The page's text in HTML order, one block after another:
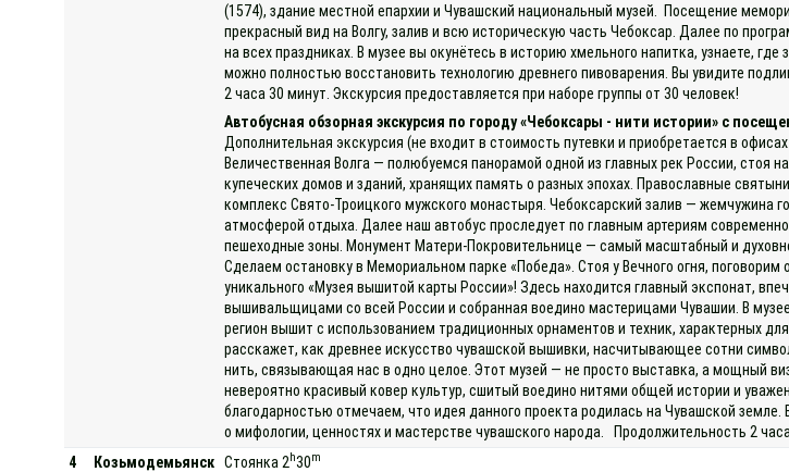
(1574), здание местной епархии и Чувашский национальный музей. Посещение
прекрасный вид на Волгу, залив и всю историческую часть Чебоксар. Далее по
на всех праздниках. В музее вы окунётесь в историю хмельного напитка, узнаете,
можно полностью восстановить технологию древнего пивоварения. Вы увидите
2 часа 30 минут. Экскурсия предоставляется при наборе группы от 30 человек!
Автобусная обзорная экскурсия по городу «Чебоксары - нити истории» с
Дополнительная экскурсия (не входит в стоимость путевки и приобретается в
Величественная Волга — полюбуемся панорамой одной из главных рек России,
купеческих домов и зданий, хранящих память о разных эпохах. Православные
комплекс Свято-Троицкого мужского монастыря. Чебоксарский залив — жемчужина
атмосферой отдыха. Далее наш автобус проследует по главным артериям
пешеходные зоны. Монумент Матери-Покровительнице — самый масштабный и
Сделаем остановку в Мемориальном парке «Победа». Стоя у Вечного огня,
уникального «Музея вышитой карты России»! Здесь находится главный экспонат,
вышивальщицами со всей России и собранная воедино мастерицами Чувашии. В
регион вышит с использованием традиционных орнаментов и техник, характерных
расскажет, как древнее искусство чувашской вышивки, насчитывающее сотни
нить, связывающая нас в одно целое. Этот музей — не просто выставка, а мощный
невероятно красивый ковер культур, сшитый воедино нитями общей истории и
благодарностью отмечаем, что идея данного проекта родилась на Чувашской
о мифологии, ценностях и мастерстве чувашского народа. Продолжительность 2
4
Козьмодемьянск Стоянка 2 h30m